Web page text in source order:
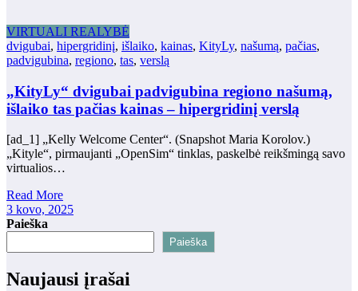
VIRTUALI REALYBĖ
dvigubai, hipergridinį, išlaiko, kainas, KityLy, našumą, pačias,
padvigubina, regiono, tas, verslą
„KityLy“ dvigubai padvigubina regiono našumą,
išlaiko tas pačias kainas – hipergridinį verslą
[ad_1] „Kelly Welcome Center“. (Snapshot Maria Korolov.)
„Kityle“, pirmaujanti „OpenSim“ tinklas, paskelbė reikšmingą savo
virtualios…
Read More
3 kovo, 2025
Paieška
Paieška
Naujausi įrašai